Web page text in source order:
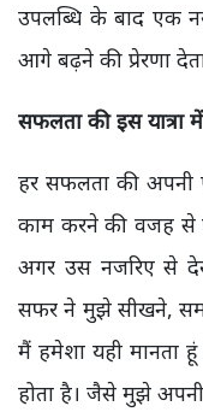
उपलब्धि के बाद एक
आगे बढ़ने की प्रेरणा
सफलता की इस यात्रा
हर सफलता की अपनी
काम करने की वजह से
अगर उस नजरिए से
सफर ने मुझे सीखने,
मैं हमेशा यही मानता
होता है। जैसे मुझे